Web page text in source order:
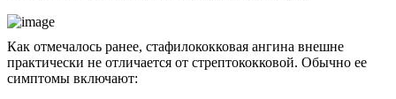
Как отмечалось ранее, стафилококковая ангина внешне
практически не отличается от стрептококковой. Обычно ее
симптомы включают: